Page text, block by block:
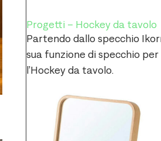
Progetti – Hockey da tavolo
Partendo dallo specchio
sua funzione di specchio
l’Hockey da tavolo.